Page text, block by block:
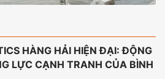
HÀNG HẢI HIỆN ĐẠI: ĐỘNG
LỰC CẠNH TRANH CỦA BÌNH